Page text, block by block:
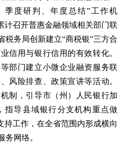
季度研判、年度总结”工作机
计召开普惠金融领域相关部门联
税务局创新建立“商税银”三方合
信用与银行信用的有效转化。
部门建立小微企业融资服务联
风险排查、政策宣讲等活动。
制，引导市（州）人民银行加
指导县域银行分支机构重点做
持工作，在全省范围内形成横向
务网络。